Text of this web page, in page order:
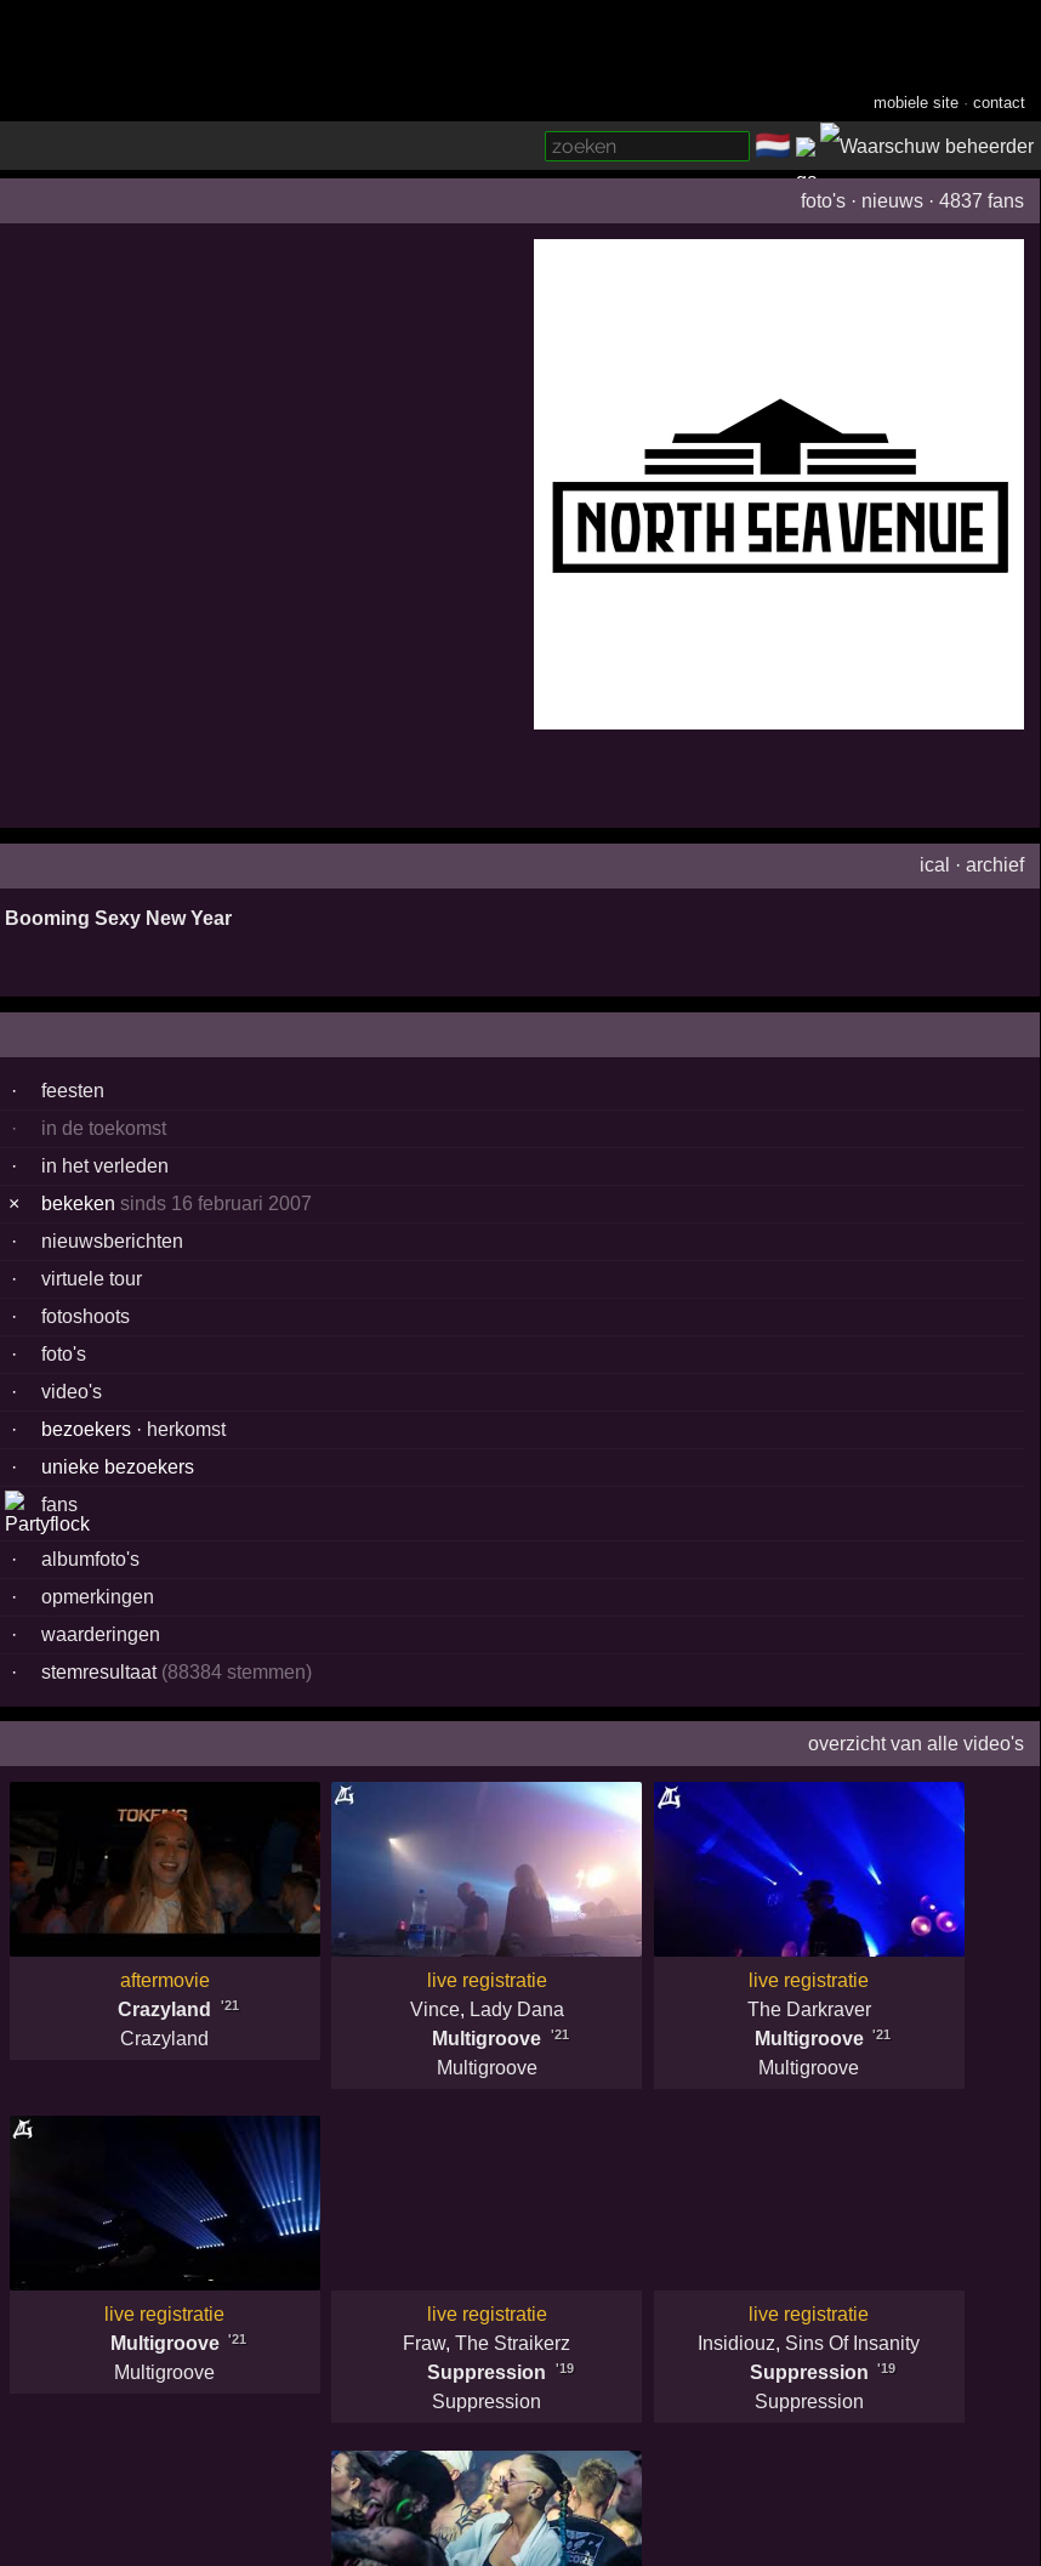
mobiele site ·contact
🇳🇱
foto's · nieuws ·4837 fans
ical ·archief
Booming Sexy New Year
·
feesten
·
in de toekomst
·
in het verleden
× bekekensinds 16 februari 2007
·
nieuwsberichten
·
virtuele tour
·
fotoshoots
·
foto's
·
video's
· bezoekers · herkomst
·
unieke bezoekers
fans
·
albumfoto's
·
opmerkingen
·
waarderingen
· stemresultaat (88384 stemmen)
overzicht van alle video's
aftermovie
Crazyland
'21
Crazyland
live registratie
Vince, Lady Dana
Multigroove
'21
Multigroove
live registratie
The Darkraver
Multigroove
'21
Multigroove
live registratie
Multigroove
'21
Multigroove
live registratie
Fraw,The Straikerz
Suppression
'19
Suppression
live registratie
Insidiouz, Sins Of Insanity
Suppression
'19
Suppression